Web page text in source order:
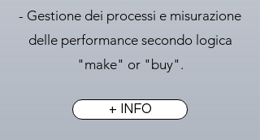
- Gestione dei processi e misurazione
delle performance secondo logica
"make" or "buy".
+ INFO